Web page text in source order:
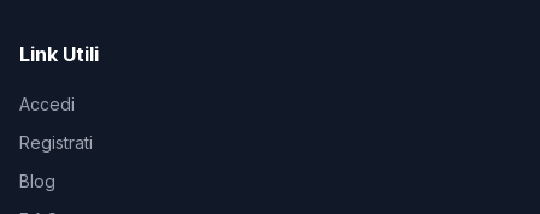
Link Utili
Accedi
Registrati
Blog